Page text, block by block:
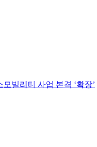
빌리티 사업 본격 ‘확장’